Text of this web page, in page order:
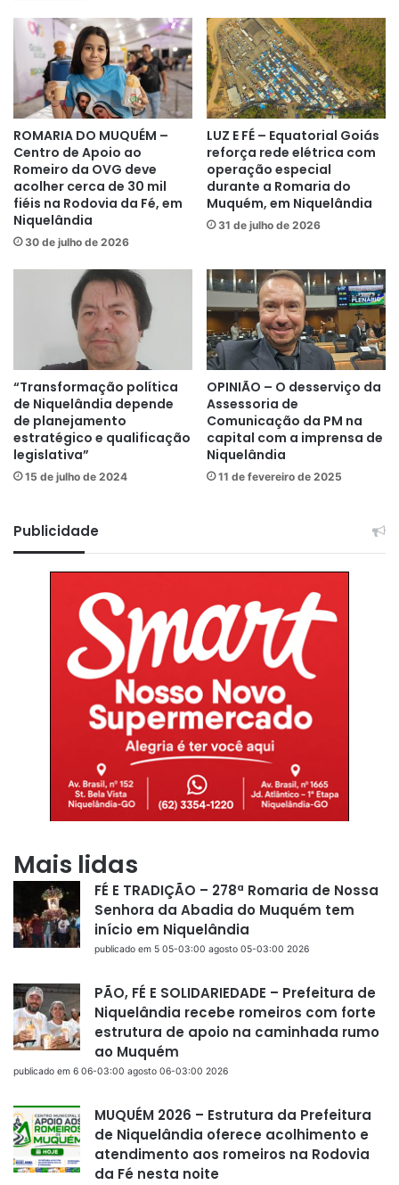
ROMARIA DO MUQUÉM –
Centro de Apoio ao
Romeiro da OVG deve
acolher cerca de 30 mil
fiéis na Rodovia da Fé, em
Niquelândia
30 de julho de 2026
LUZ E FÉ – Equatorial Goiás
reforça rede elétrica com
operação especial
durante a Romaria do
Muquém, em Niquelândia
31 de julho de 2026
“Transformação política
de Niquelândia depende
de planejamento
estratégico e qualificação
legislativa”
15 de julho de 2024
OPINIÃO – O desserviço da
Assessoria de
Comunicação da PM na
capital com a imprensa de
Niquelândia
11 de fevereiro de 2025
Publicidade
Mais lidas
FÉ E TRADIÇÃO – 278ª Romaria de Nossa
Senhora da Abadia do Muquém tem
início em Niquelândia
publicado em 5 05-03:00 agosto 05-03:00 2026
PÃO, FÉ E SOLIDARIEDADE – Prefeitura de
Niquelândia recebe romeiros com forte
estrutura de apoio na caminhada rumo
ao Muquém
publicado em 6 06-03:00 agosto 06-03:00 2026
MUQUÉM 2026 – Estrutura da Prefeitura
de Niquelândia oferece acolhimento e
atendimento aos romeiros na Rodovia
da Fé nesta noite